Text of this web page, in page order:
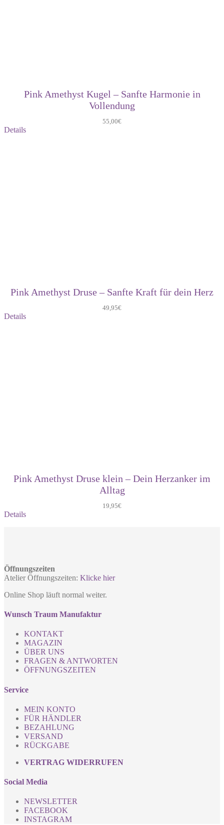
Pink Amethyst Kugel – Sanfte Harmonie in
Vollendung
55,00€
Details
Pink Amethyst Druse – Sanfte Kraft für dein Herz
49,95€
Details
Pink Amethyst Druse klein – Dein Herzanker im
Alltag
19,95€
Details
Öffnungszeiten
Atelier Öffnungszeiten: Klicke hier
Online Shop läuft normal weiter.
Wunsch Traum Manufaktur
KONTAKT
MAGAZIN
ÜBER UNS
FRAGEN & ANTWORTEN
ÖFFNUNGSZEITEN
Service
MEIN KONTO
FÜR HÄNDLER
BEZAHLUNG
VERSAND
RÜCKGABE
VERTRAG WIDERRUFEN
Social Media
NEWSLETTER
FACEBOOK
INSTAGRAM